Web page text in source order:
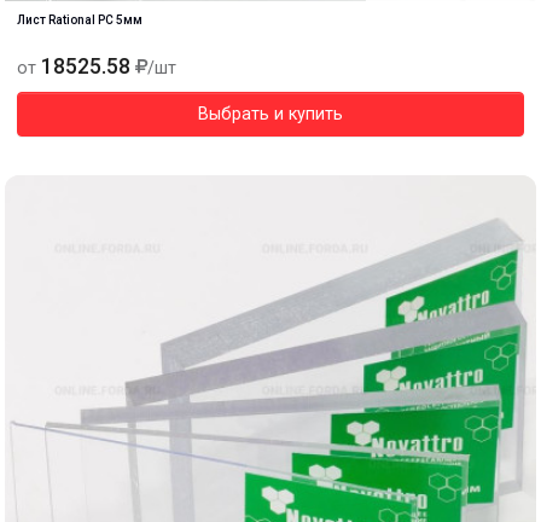
Лист Rational PC 5мм
от 18525.58 /шт
Выбрать и купить